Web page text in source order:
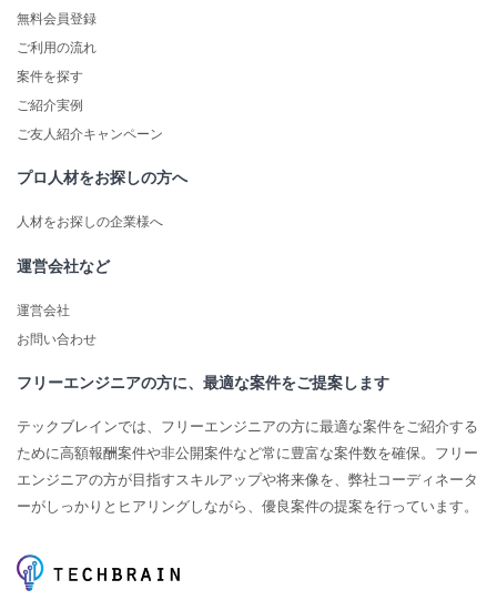
無料会員登録
ご利用の流れ
案件を探す
ご紹介実例
ご友人紹介キャンペーン
プロ人材をお探しの方へ
人材をお探しの企業様へ
運営会社など
運営会社
お問い合わせ
フリーエンジニアの方に、最適な案件をご提案します
テックブレインでは、フリーエンジニアの方に最適な案件をご紹介する
ために高額報酬案件や非公開案件など常に豊富な案件数を確保。フリー
エンジニアの方が目指すスキルアップや将来像を、弊社コーディネータ
ーがしっかりとヒアリングしながら、優良案件の提案を行っています。